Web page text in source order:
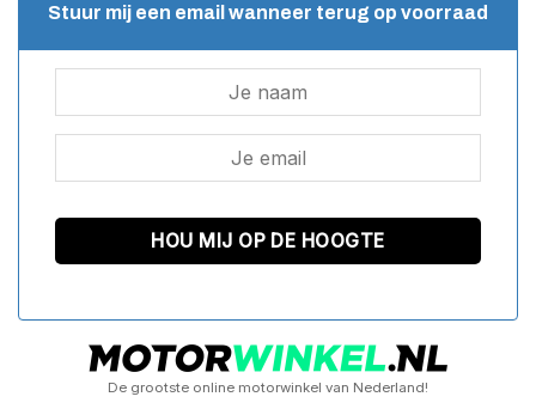
Stuur mij een email wanneer terug op voorraad
De grootste online motorwinkel van Nederland!